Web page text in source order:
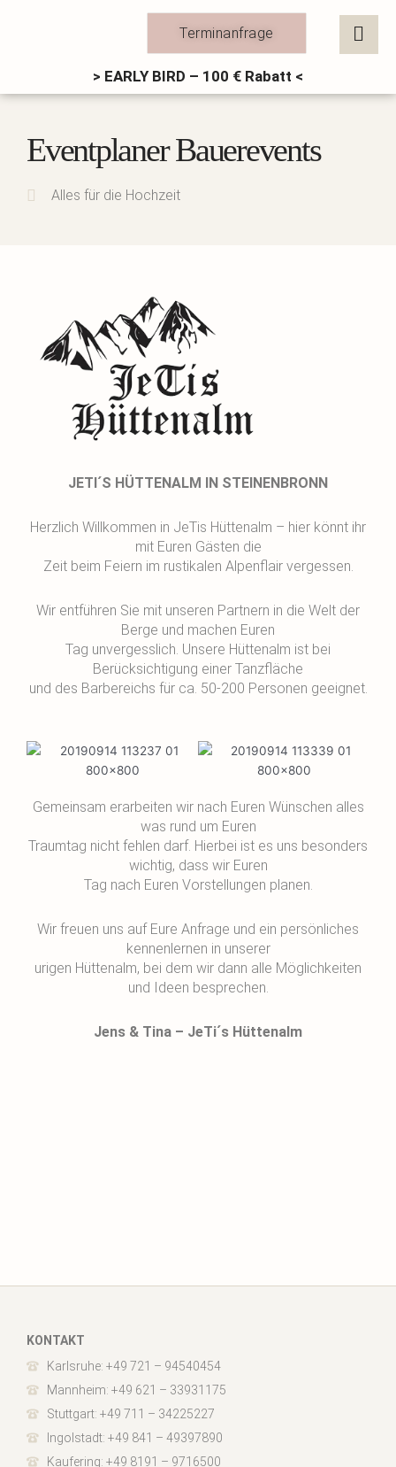
Terminanfrage
> EARLY BIRD – 100 € Rabatt <
Eventplaner Bauerevents
Alles für die Hochzeit
JETI´S HÜTTENALM IN STEINENBRONN
Herzlich Willkommen in JeTis Hüttenalm – hier könnt ihr
mit Euren Gästen die
Zeit beim Feiern im rustikalen Alpenflair vergessen.
Wir entführen Sie mit unseren Partnern in die Welt der
Berge und machen Euren
Tag unvergesslich. Unsere Hüttenalm ist bei
Berücksichtigung einer Tanzfläche
und des Barbereichs für ca. 50-200 Personen geeignet.
Gemeinsam erarbeiten wir nach Euren Wünschen alles
was rund um Euren
Traumtag nicht fehlen darf. Hierbei ist es uns besonders
wichtig, dass wir Euren
Tag nach Euren Vorstellungen planen.
Wir freuen uns auf Eure Anfrage und ein persönliches
kennenlernen in unserer
urigen Hüttenalm, bei dem wir dann alle Möglichkeiten
und Ideen besprechen.
Jens & Tina – JeTi´s Hüttenalm
KONTAKT
Karlsruhe: +49 721 – 94540454
Mannheim: +49 621 – 33931175
Stuttgart: +49 711 – 34225227
Ingolstadt: +49 841 – 49397890
Kaufering: +49 8191 – 9716500